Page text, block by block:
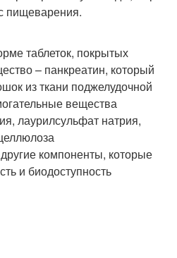
пищеварения.
таблеток, покрытых
– панкреатин, который
из ткани поджелудочной
вещества
лаурилсульфат натрия,
компоненты, которые
и биодоступность